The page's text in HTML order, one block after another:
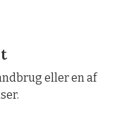
eller en af